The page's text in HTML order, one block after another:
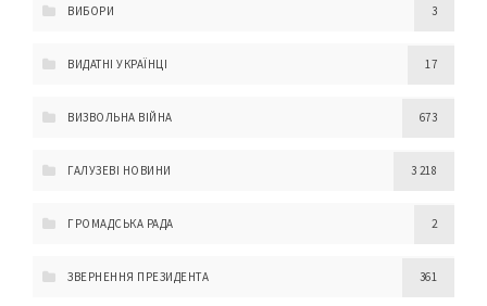
ВИБОРИ 3
ВИДАТНІ УКРАЇНЦІ 17
ВИЗВОЛЬНА ВІЙНА 673
ГАЛУЗЕВІ НОВИНИ 3 218
ГРОМАДСЬКА РАДА 2
ЗВЕРНЕННЯ ПРЕЗИДЕНТА 361